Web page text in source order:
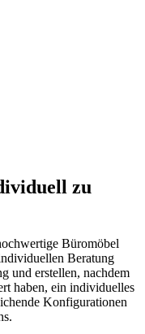
zu
Büromöbel
Beratung
und erstellen, nachdem
haben, ein individuelles
Konfigurationen